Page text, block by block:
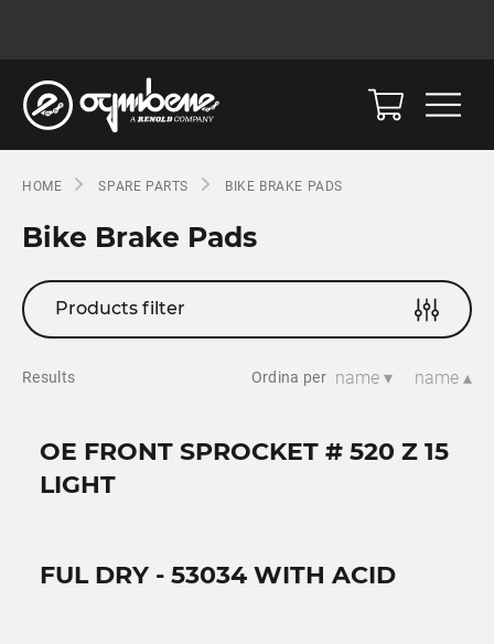
HOME SPARE PARTS BIKE BRAKE PADS
Bike Brake Pads
Products filter
Results Ordina per name ▾ name ▴
OE FRONT SPROCKET # 520 Z 15
LIGHT
FUL DRY - 53034 WITH ACID